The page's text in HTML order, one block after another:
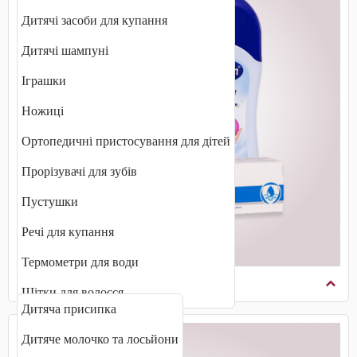
Дитячі засоби для купання
Дитячі шампуні
Іграшки
Ножиці
Ортопедичні пристосування для дітей
Прорізувачі для зубів
Пустушки
Речі для купання
Термометри для води
Щітки для волосся
Дитяча присипка
Дитяче молочко та лосьйони